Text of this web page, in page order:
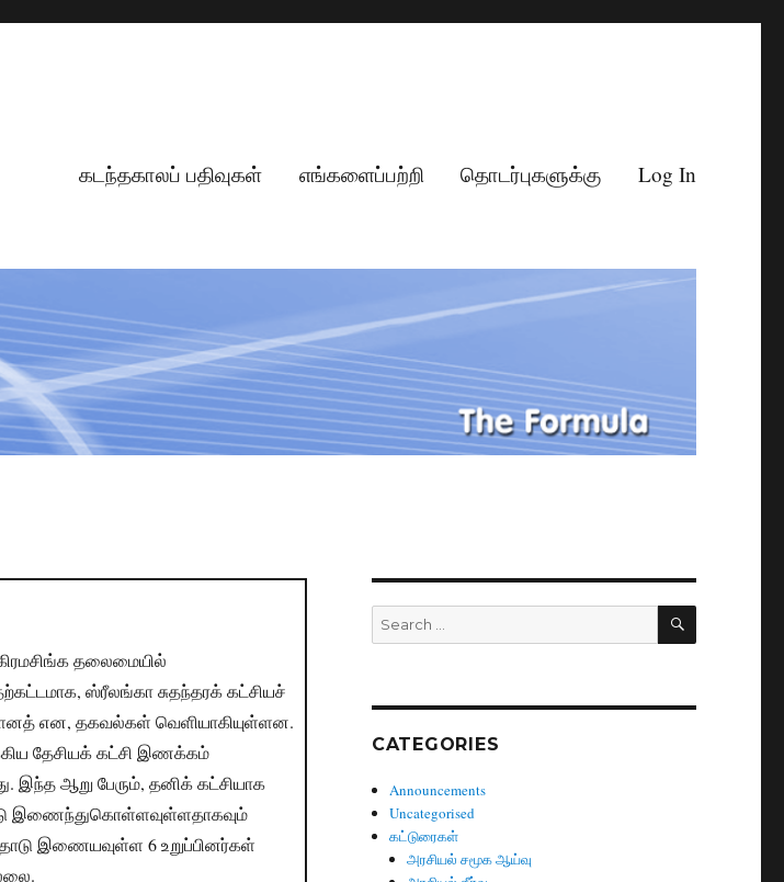
கடந்தகாலப் பதிவுகள் எங்களைப்பற்றி தொடர்புகளுக்கு Log In
தலைமையில்
ஸ்ரீலங்கா சுதந்தரக் கட்சியச்
என, தகவல்கள் வெளியாகியுள்ளன.
தேசியக் கட்சி இணக்கம்
இந்த ஆறு பேரும், தனிக் கட்சியாக
இணைந்துகொள்ளவுள்ளதாகவும்
இணையவுள்ள 6 உறுப்பினர்கள்
Search
for:
SEARCH
CATEGORIES
Announcements
Uncategorised
கட்டுரைகள்
அரசியல் சமூக ஆய்வு